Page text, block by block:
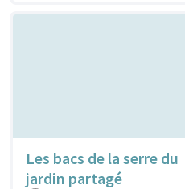
Les bacs de la serre du
jardin partagé